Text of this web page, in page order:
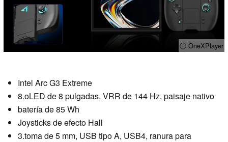
ⓘ OneXPlayer
Intel Arc G3 Extreme
8.oLED de 8 pulgadas, VRR de 144 Hz, paisaje nativo
batería de 85 Wh
Joysticks de efecto Hall
3.toma de 5 mm, USB tipo A, USB4, ranura para